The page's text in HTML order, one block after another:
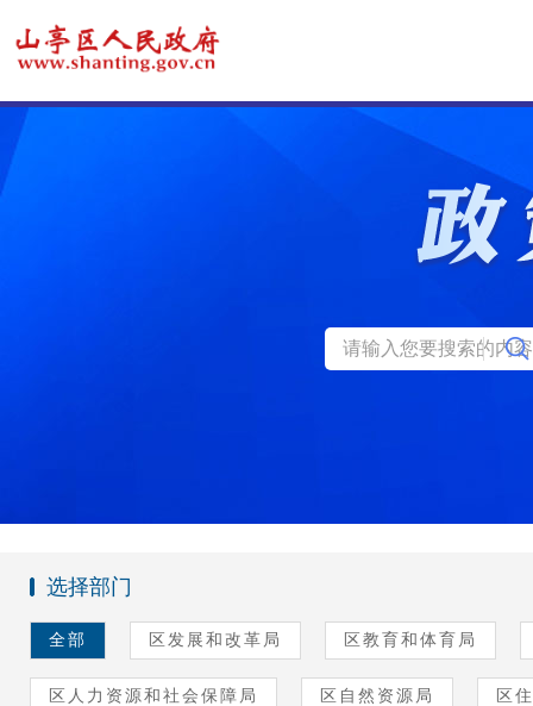
选择部门
全部 区发展和改革局 区教育和体育局
区人力资源和社会保障局 区自然资源局 区